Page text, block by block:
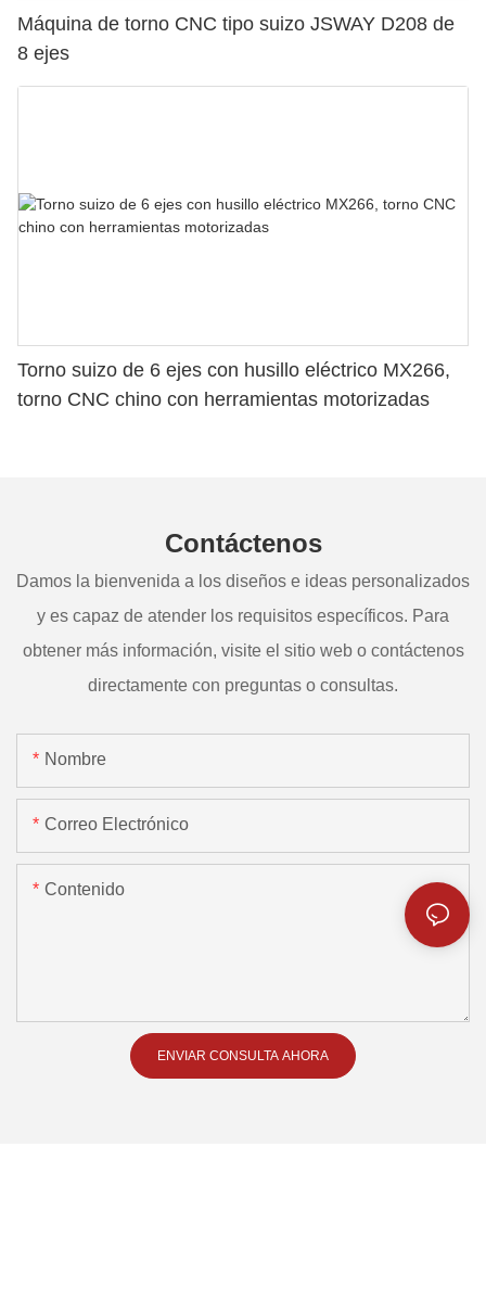
Máquina de torno CNC tipo suizo JSWAY D208 de
8 ejes
Torno suizo de 6 ejes con husillo eléctrico MX266,
torno CNC chino con herramientas motorizadas
Contáctenos
Damos la bienvenida a los diseños e ideas personalizados
y es capaz de atender los requisitos específicos. Para
obtener más información, visite el sitio web o contáctenos
directamente con preguntas o consultas.
Nombre
Correo Electrónico
Contenido
ENVIAR CONSULTA AHORA